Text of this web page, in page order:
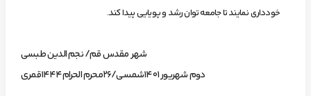
خودداری نمایند تا جامعه توان رشد و پویایی پیدا کند.
شهر مقدس قم/ نجم الدین طبسی
دوم شهریور 1401شمسی/26محرم الحرام1444قمری